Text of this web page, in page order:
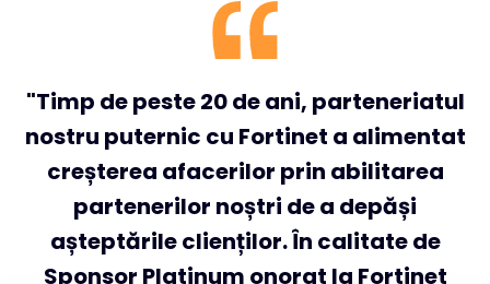
"Timp de peste 20 de ani, parteneriatul
nostru puternic cu Fortinet a alimentat
creșterea afacerilor prin abilitarea
partenerilor noștri de a depăși
așteptările clienților. În calitate de
Sponsor Platinum onorat la Fortinet